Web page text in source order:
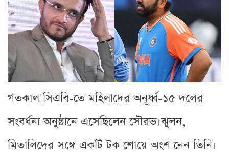
গতকাল সিএবি-তে মহিলাদের অনূর্ধ্ব-১৫ দলের
সংবর্ধনা অনুষ্ঠানে এসেছিলেন সৌরভ।ঝুলন,
মিতালিদের সঙ্গে একটি টক শোয়ে অংশ নেন তিনি।